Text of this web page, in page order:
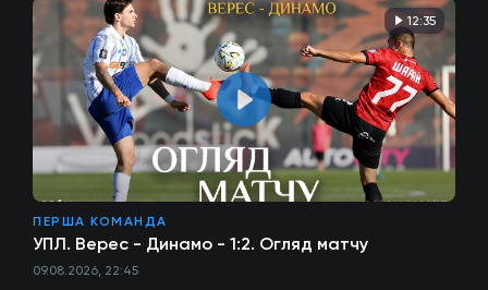
12:35
ПЕРША КОМАНДА
УПЛ. Верес - Динамо - 1:2. Огляд матчу
09.08.2026, 22:45